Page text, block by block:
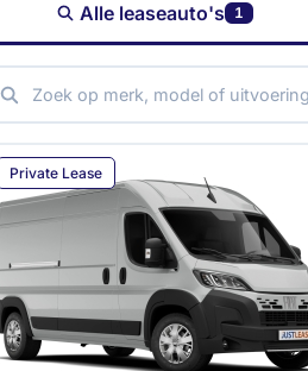
Alle leaseauto's 1
Private Lease